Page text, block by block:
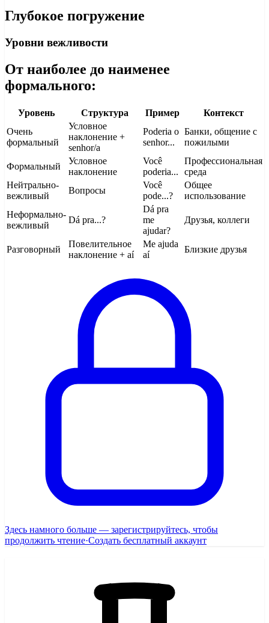
Глубокое погружение
Уровни вежливости
От наиболее до наименее
формального:
Уровень Структура Пример
Контекст
Очень
формальный
Условное
наклонение +
senhor/a
Poderia o
senhor...
Банки, общение с
пожилыми
Формальный
Условное
наклонение
Você
poderia...
Профессиональная
среда
Нейтрально-
вежливый
Вопросы
Você
pode...?
Общее
использование
Неформально-
вежливый
Dá pra...?
Dá pra
me
ajudar?
Друзья, коллеги
Разговорный
Повелительное
наклонение + aí
Me ajuda
aí
Близкие друзья
Здесь намного больше — зарегистрируйтесь, чтобы
продолжить чтение·Создать бесплатный аккаунт